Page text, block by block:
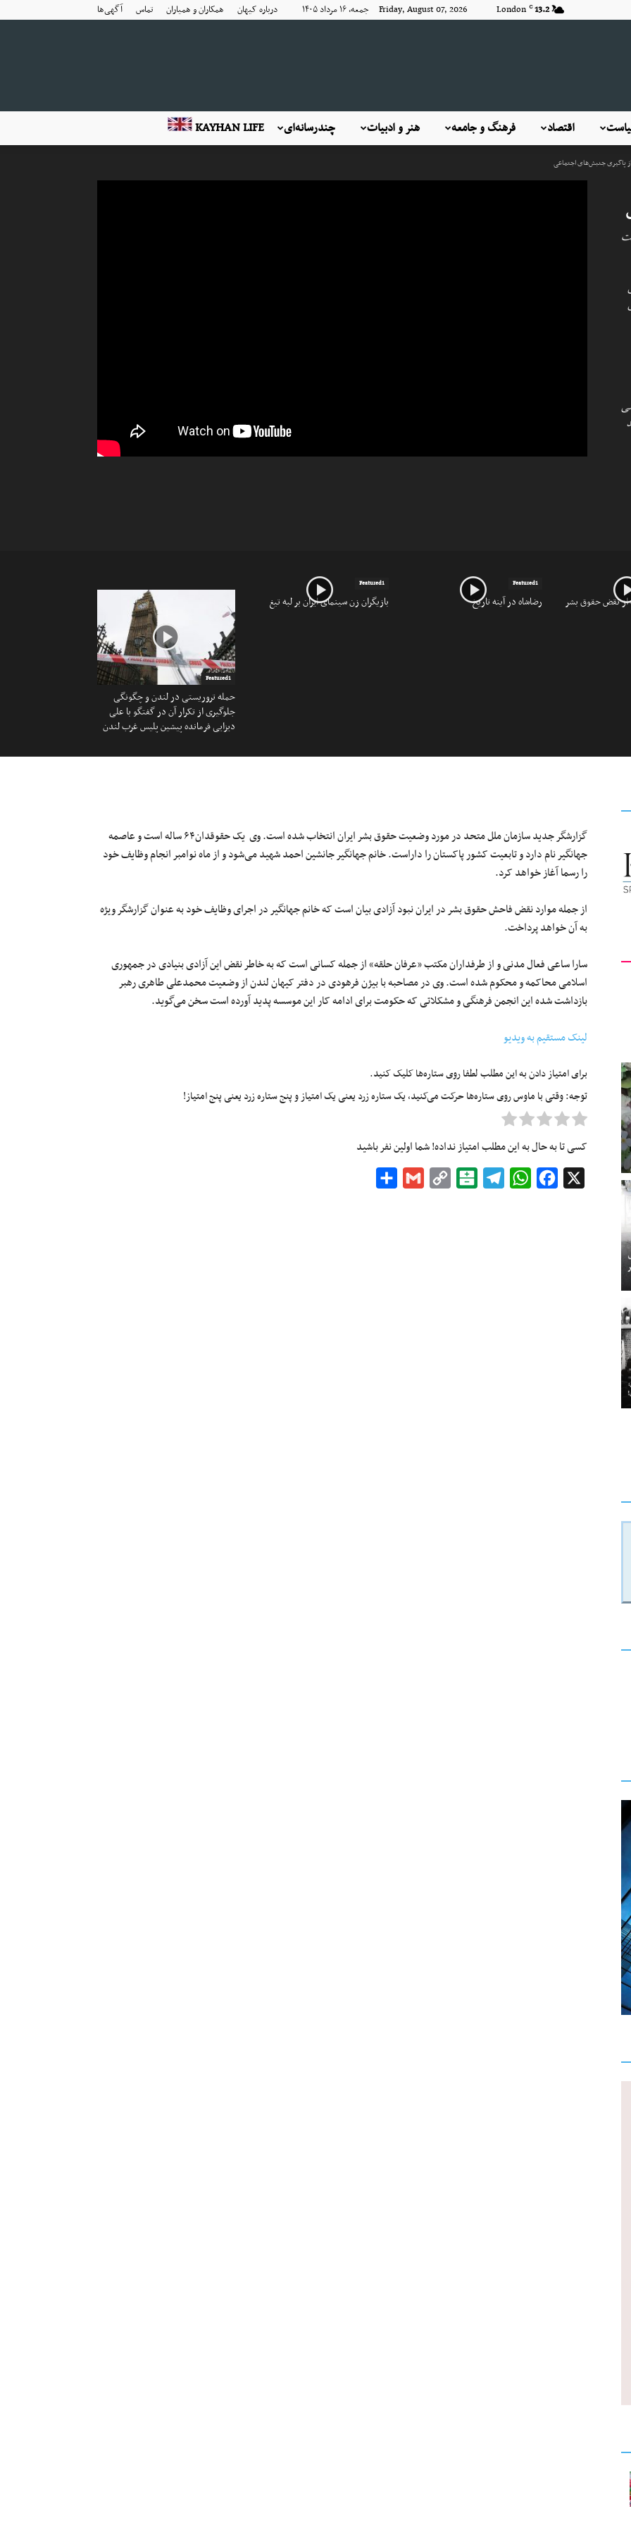
13.2
C
London Friday, August 07, 2026 جمعه, ۱۶ مرداد ۱۴۰۵ درباره کیهان همکاران و همیاران تماس آگهی‌ها
KayhanLondon
KAYHAN LIFE چندرسانه‌ای هنر و ادبیات فرهنگ و جامعه اقتصاد
پاگیری جنبش‌های اجتماعی
مجدد ۳ قاضی
Featured1
حمله تروریستی در لندن و چگونگی
جلوگیری از تکرار آن در گفتگو با علی
دیزایی فرمانده پیشین پلیس غرب لندن
Featured1
بازیگران زن سینمای ایران بر لبه تیغ
Featured1
رضاشاه در آینه تاریخ
از نقض حقوق بشر
گزارشگر جدید سازمان ملل متحد در مورد وضعیت حقوق بشر ایران انتخاب شده است. وی یک حقوقدان۶۴ ساله است و عاصمه
جهانگیر نام دارد و تابعیت کشور پاکستان را داراست. خانم جهانگیر جانشین احمد شهید می‌شود و از ماه نوامبر انجام وظایف خود
را رسما آغاز خواهد کرد.
از جمله موارد نقض فاحش حقوق بشر در ایران نبود آزادی بیان است که خانم جهانگیر در اجرای وظایف خود به عنوان گزارشگر ویژه
به آن خواهد پرداخت.
سارا ساعی فعال مدنی و از طرفداران مکتب «عرفان حلقه» از جمله کسانی است که به خاطر نقض این آزادی بنیادی در جمهوری
اسلامی محاکمه و محکوم شده است. وی در مصاحبه با بیژن فرهودی در دفتر کیهان لندن از وضعیت محمدعلی طاهری رهبر
بازداشت شده این انجمن فرهنگی و مشکلاتی که حکومت برای ادامه کار این موسسه پدید آورده است سخن می‌گوید.
لینک مستقیم به ویدیو
برای امتیاز دادن به این مطلب لطفا روی ستاره‌ها کلیک کنید.
توجه: وقتی با ماوس روی ستاره‌ها حرکت می‌کنید، یک ستاره زرد یعنی یک امتیاز و پنج ستاره زرد یعنی پنج امتیاز!
کسی تا به حال به این مطلب امتیاز نداده! شما اولین نفر باشید
Facebook
WhatsApp
Telegram
Balatarin
Copy
Gmail